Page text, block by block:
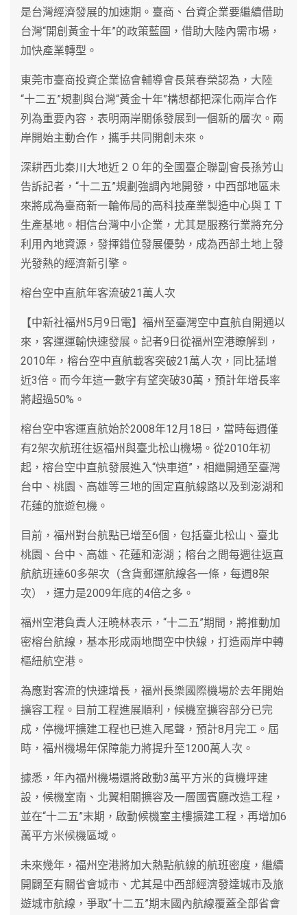
是台灣經濟發展的加速期。臺商、台資企業要繼續借助
台灣“開創黃金十年”的政策藍圖，借助大陸內需市場，
加快產業轉型。
東莞市臺商投資企業協會輔導會長葉春榮認為，大陸
“十二五”規劃與台灣“黃金十年”構想都把深化兩岸合作
列為重要內容，表明兩岸關係發展到一個新的層次。兩
岸開始主動合作，攜手共同開創未來。
深耕西北秦川大地近２０年的全國臺企聯副會長孫芳山
告訴記者，“十二五”規劃強調內地開發，中西部地區未
來將成為臺商新一輪佈局的高科技產業製造中心與ＩＴ
生產基地。相信台灣中小企業，尤其是服務行業將充分
利用內地資源，發揮錯位發展優勢，成為西部土地上發
光發熱的經濟新引擎。
榕台空中直航年客流破21萬人次
【中新社福州5月9日電】福州至臺灣空中直航自開通以
來，客運運輸快速發展。記者9日從福州空港瞭解到，
2010年，榕台空中直航載客突破21萬人次，同比猛增
近3倍。而今年這一數字有望突破30萬，預計年增長率
將超過50%。
榕台空中客運直航始於2008年12月18日，當時每週僅
有2架次航班往返福州與臺北松山機場。從2010年初
起，榕台空中直航發展進入“快車道”，相繼開通至臺灣
台中、桃園、高雄等三地的固定直航線路以及到澎湖和
花蓮的旅遊包機。
目前，福州對台航點已增至6個，包括臺北松山、臺北
桃園、台中、高雄、花蓮和澎湖；榕台之間每週往返直
航航班達60多架次（含貨郵運航線各一條，每週8架
次），運力是2009年底的4倍之多。
福州空港負責人汪曉林表示，“十二五”期間，將推動加
密榕台航線，基本形成兩地間空中快線，打造兩岸中轉
樞紐航空港。
為應對客流的快速增長，福州長樂國際機場於去年開始
擴容工程。目前工程進展順利，候機室擴容部分已完
成，停機坪擴建工程也已進入尾聲，預計8月完工。屆
時，福州機場年保障能力將提升至1200萬人次。
據悉，年內福州機場還將啟動3萬平方米的貨機坪建
設，候機室南、北翼相關擴容及一層國賓廳改造工程，
並在“十二五”末期，啟動候機室主樓擴建工程，再增加6
萬平方米候機區域。
未來幾年，福州空港將加大熱點航線的航班密度，繼續
開闢至有關省會城市、尤其是中西部經濟發達城市及旅
遊城市航線，爭取“十二五”期末國內航線覆蓋全部省會